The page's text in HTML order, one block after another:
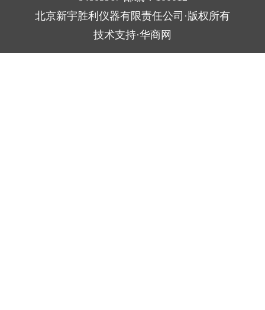
北京新宇胜利仪器有限责任公司·版权所有
技术支持·华商网